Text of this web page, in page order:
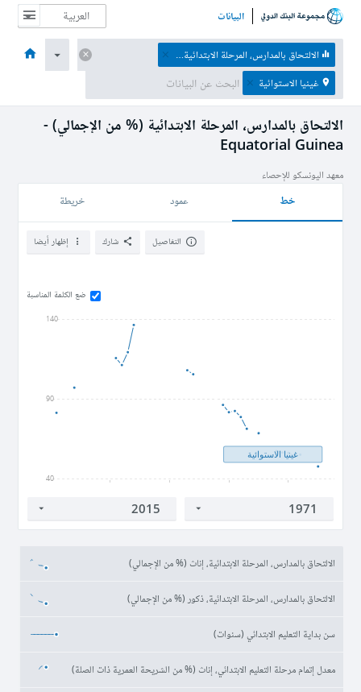
البيانات
الصفحة الرئيسية الموضوعات البيانات والموارد نبذة عن الالتحاق بالمدارس، المرحلة الابتدائية (% من الإجمالي)
غينيا الاستوائية
الالتحاق بالمدارس، المرحلة الابتدائية (% من الإجمالي) -
Equatorial Guinea
معهد اليونسكو للإحصاء
خط عمود خريطة
إظهار أيضا شارك التفاصيل
ضع الكلمة المناسبة
40
90
140
غينيا الاستوائية
الالتحاق بالمدارس، المرحلة الابتدائية، إناث (% من الإجمالي)
الالتحاق بالمدارس، المرحلة الابتدائية، ذكور (% من الإجمالي)
سن بداية التعليم الابتدائي (سنوات)
معدل إتمام مرحلة التعليم الابتدائي، إناث (% من الشريحة العمرية ذات الصلة)